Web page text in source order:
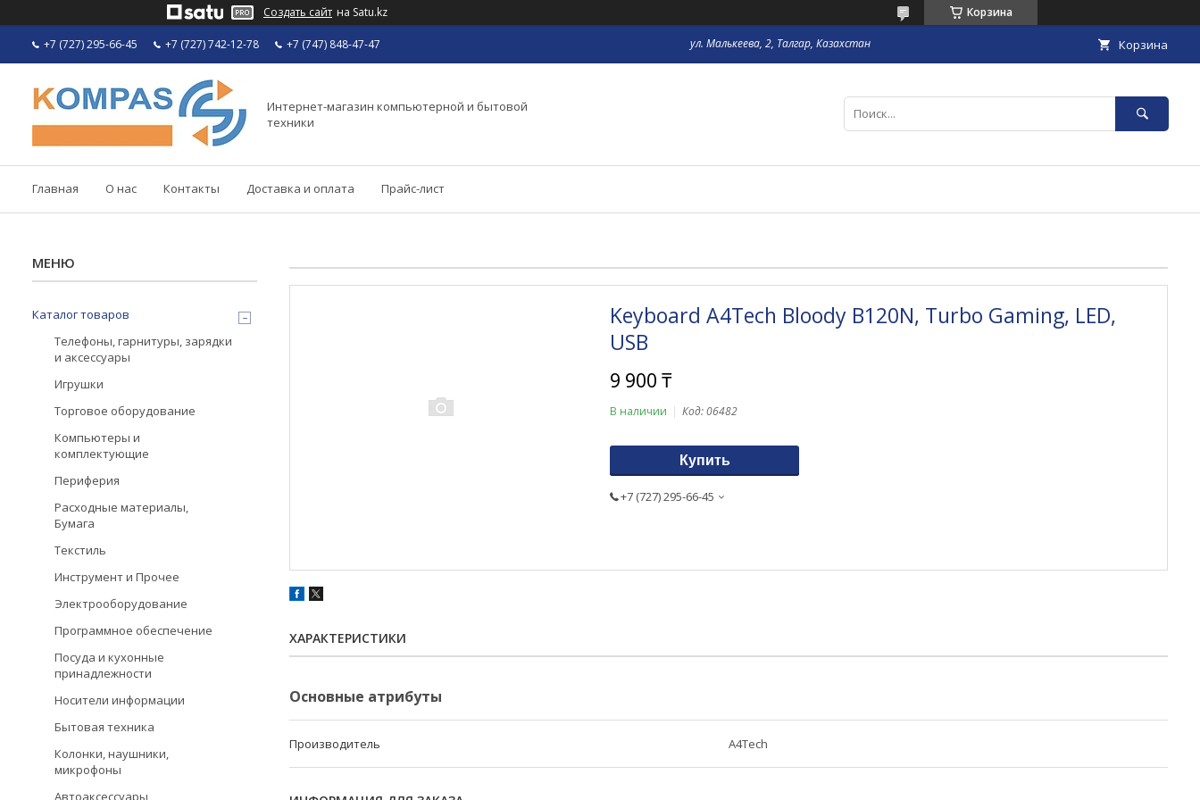
Создать сайт на Satu.kz Корзина
+7 (727) 295-66-45 +7 (727) 742-12-78 +7 (747) 848-47-47 ул. Малькеева, 2, Талгар, Казахстан Корзина
Интернет-магазин компьютерной и бытовой
техники
Главная О нас Контакты Доставка и оплата Прайс-лист
Keyboard A4Tech Bloody B120N, Turbo Gaming, LED,
USB
9 900 ₸
В наличии Код:06482
Купить
+7 (727) 295-66-45
ХАРАКТЕРИСТИКИ
Основные атрибуты
Производитель A4Tech
Каталог товаров
Телефоны, гарнитуры, зарядки
и аксессуары
Игрушки
Торговое оборудование
Компьютеры и
комплектующие
Периферия
Расходные материалы,
Бумага
Текстиль
Инструмент и Прочее
Электрооборудование
Программное обеспечение
Посуда и кухонные
принадлежности
Носители информации
Бытовая техника
Колонки, наушники,
микрофоны
Автоаксессуары